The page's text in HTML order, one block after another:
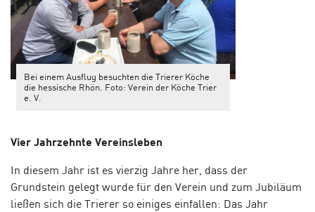
Bei einem Ausflug besuchten die Trierer Köche
die hessische Rhön. Foto: Verein der Köche Trier
e. V.
Vier Jahrzehnte Vereinsleben
In diesem Jahr ist es vierzig Jahre her, dass der
Grundstein gelegt wurde für den Verein und zum Jubiläum
ließen sich die Trierer so einiges einfallen: Das Jahr